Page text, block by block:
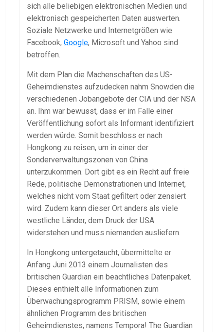
sich alle beliebigen elektronischen Medien und
elektronisch gespeicherten Daten auswerten.
Soziale Netzwerke und Internetgrößen wie
Facebook, Google, Microsoft und Yahoo sind
betroffen.
Mit dem Plan die Machenschaften des US-
Geheimdienstes aufzudecken nahm Snowden die
verschiedenen Jobangebote der CIA und der NSA
an. Ihm war bewusst, dass er im Falle einer
Veröffentlichung sofort als Informant identifiziert
werden würde. Somit beschloss er nach
Hongkong zu reisen, um in einer der
Sonderverwaltungszonen von China
unterzukommen. Dort gibt es ein Recht auf freie
Rede, politische Demonstrationen und Internet,
welches nicht vom Staat gefiltert oder zensiert
wird. Zudem kann dieser Ort anders als viele
westliche Länder, dem Druck der USA
widerstehen und muss niemanden ausliefern.
In Hongkong untergetaucht, übermittelte er
Anfang Juni 2013 einem Journalisten des
britischen Guardian ein beachtliches Datenpaket.
Dieses enthielt alle Informationen zum
Überwachungsprogramm PRISM, sowie einem
ähnlichen Programm des britischen
Geheimdienstes, namens Tempora! The Guardian